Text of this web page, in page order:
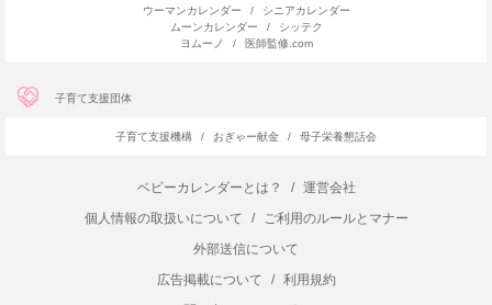
ウーマンカレンダー /
シニアカレンダー
ムーンカレンダー
/
シッテク
ヨムーノ
/ 医師監修.com
子育て支援団体
子育て支援機構 / おぎゃー献金 / 母子栄養懇話会
ベビーカレンダーとは？ /
運営会社
個人情報の取扱いについて
/
ご利用のルールとマナー
外部送信について
広告掲載について
/
利用規約